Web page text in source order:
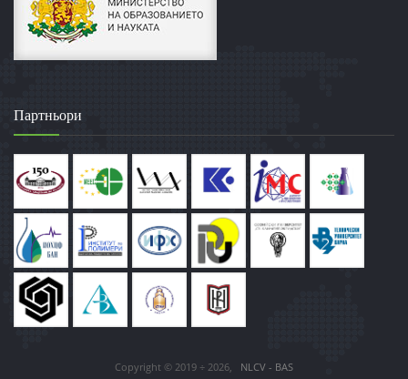
Партньори
Copyright © 2019 ÷ 2026, NLCV - BAS